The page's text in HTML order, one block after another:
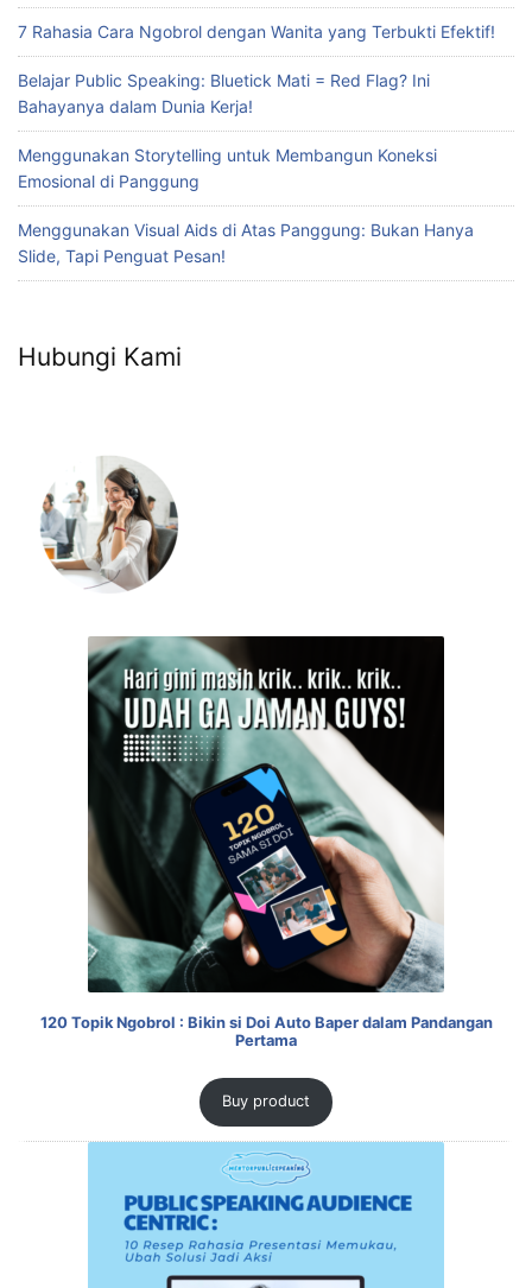
7 Rahasia Cara Ngobrol dengan Wanita yang Terbukti Efektif!
Belajar Public Speaking: Bluetick Mati = Red Flag? Ini
Bahayanya dalam Dunia Kerja!
Menggunakan Storytelling untuk Membangun Koneksi
Emosional di Panggung
Menggunakan Visual Aids di Atas Panggung: Bukan Hanya
Slide, Tapi Penguat Pesan!
Hubungi Kami
120 Topik Ngobrol : Bikin si Doi Auto Baper dalam Pandangan
Pertama
Buy product